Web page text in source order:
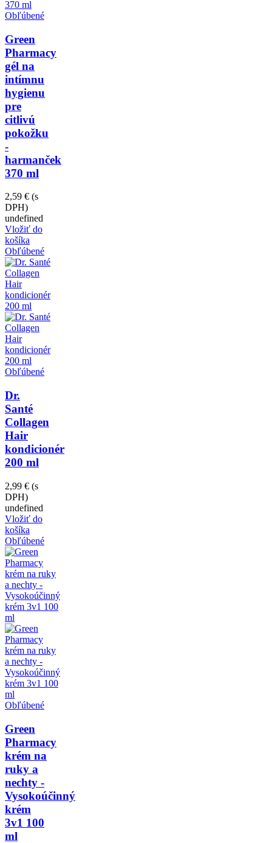
Obľúbené
Green
Pharmacy
gél na
intímnu
hygienu
pre
citlivú
pokožku
-
harmanček
370 ml
2,59 € (s
DPH)
undefined
Vložiť do
košíka
Obľúbené
Obľúbené
Dr.
Santé
Collagen
Hair
kondicionér
200 ml
2,99 € (s
DPH)
undefined
Vložiť do
košíka
Obľúbené
Obľúbené
Green
Pharmacy
krém na
ruky a
nechty -
Vysokoúčinný
krém
3v1 100
ml